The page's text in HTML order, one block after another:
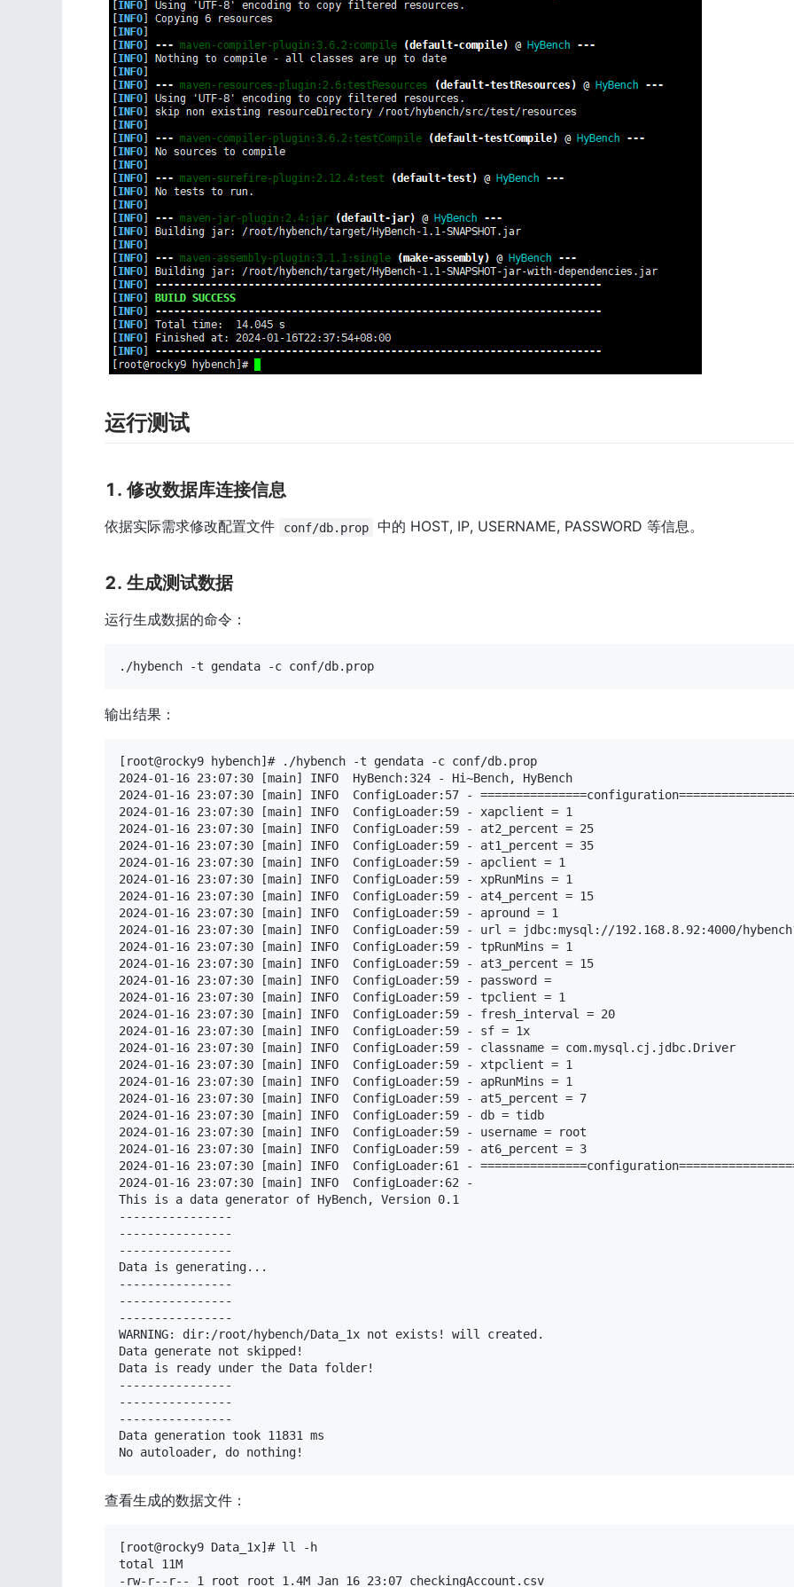
运行测试
1. 修改数据库连接信息
依据实际需求修改配置文件 conf/db.prop 中的 HOST, IP, USERNAME, PASSWORD 等信息。
2. 生成测试数据
运行生成数据的命令：
./hybench -t gendata -c conf/db.prop
输出结果：
[root@rocky9 hybench]# ./hybench -t gendata -c conf/db.prop
2024-01-16 23:07:30 [main] INFO  HyBench:324 - Hi~Bench, HyBench
2024-01-16 23:07:30 [main] INFO  ConfigLoader:57 -
2024-01-16 23:07:30 [main] INFO  ConfigLoader:59 - xapclient = 1
2024-01-16 23:07:30 [main] INFO  ConfigLoader:59 - at2_percent = 25
2024-01-16 23:07:30 [main] INFO  ConfigLoader:59 - at1_percent = 35
2024-01-16 23:07:30 [main] INFO  ConfigLoader:59 - apclient = 1
2024-01-16 23:07:30 [main] INFO  ConfigLoader:59 - xpRunMins = 1
2024-01-16 23:07:30 [main] INFO  ConfigLoader:59 - at4_percent = 15
2024-01-16 23:07:30 [main] INFO  ConfigLoader:59 - apround = 1
2024-01-16 23:07:30 [main] INFO  ConfigLoader:59 - url = jdbc:mysql://192.168.8.92:4000/
2024-01-16 23:07:30 [main] INFO  ConfigLoader:59 - tpRunMins = 1
2024-01-16 23:07:30 [main] INFO  ConfigLoader:59 - at3_percent = 15
2024-01-16 23:07:30 [main] INFO  ConfigLoader:59 - password =
2024-01-16 23:07:30 [main] INFO  ConfigLoader:59 - tpclient = 1
2024-01-16 23:07:30 [main] INFO  ConfigLoader:59 - fresh_interval = 20
2024-01-16 23:07:30 [main] INFO  ConfigLoader:59 - sf = 1x
2024-01-16 23:07:30 [main] INFO  ConfigLoader:59 - classname = com.mysql.cj.jdbc.Driver
2024-01-16 23:07:30 [main] INFO  ConfigLoader:59 - xtpclient = 1
2024-01-16 23:07:30 [main] INFO  ConfigLoader:59 - apRunMins = 1
2024-01-16 23:07:30 [main] INFO  ConfigLoader:59 - at5_percent = 7
2024-01-16 23:07:30 [main] INFO  ConfigLoader:59 - db = tidb
2024-01-16 23:07:30 [main] INFO  ConfigLoader:59 - username = root
2024-01-16 23:07:30 [main] INFO  ConfigLoader:59 - at6_percent = 3
2024-01-16 23:07:30 [main] INFO  ConfigLoader:61 -
2024-01-16 23:07:30 [main] INFO  ConfigLoader:62 -
This is a data generator of HyBench, Version 0.1
----------------
----------------
----------------
Data is generating...
----------------
----------------
----------------
WARNING: dir:/root/hybench/Data_1x not exists! will created.
Data generate not skipped!
Data is ready under the Data folder!
----------------
----------------
----------------
Data generation took 11831 ms
No autoloader, do nothing!
查看生成的数据文件：
[root@rocky9 Data_1x]# ll -h
total 11M
-rw-r--r-- 1 root root 1.4M Jan 16 23:07 checkingAccount.csv